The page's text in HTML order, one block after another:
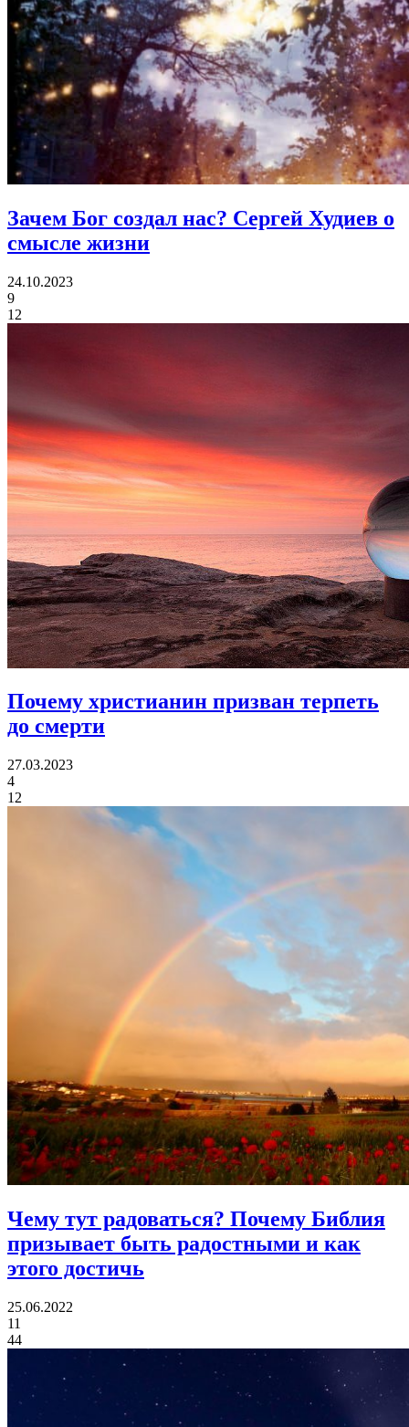
Зачем Бог создал нас? Сергей Худиев о
смысле жизни
24.10.2023
9
12
Почему христианин призван терпеть
до смерти
27.03.2023
4
12
Чему тут радоваться? Почему Библия
призывает быть радостными и как
этого достичь
25.06.2022
11
44